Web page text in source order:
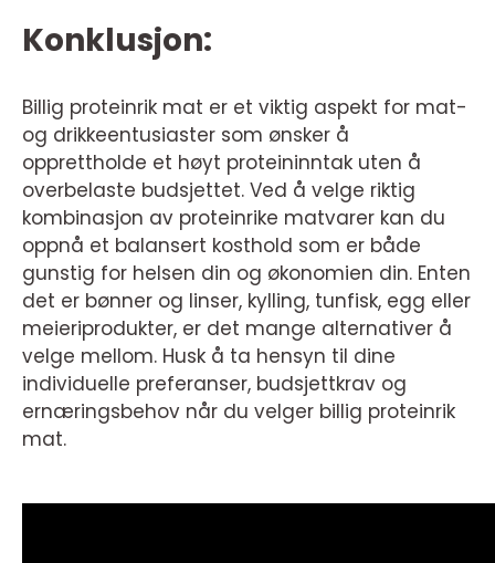
Konklusjon:
Billig proteinrik mat er et viktig aspekt for mat-
og drikkeentusiaster som ønsker å
opprettholde et høyt proteininntak uten å
overbelaste budsjettet. Ved å velge riktig
kombinasjon av proteinrike matvarer kan du
oppnå et balansert kosthold som er både
gunstig for helsen din og økonomien din. Enten
det er bønner og linser, kylling, tunfisk, egg eller
meieriprodukter, er det mange alternativer å
velge mellom. Husk å ta hensyn til dine
individuelle preferanser, budsjettkrav og
ernæringsbehov når du velger billig proteinrik
mat.